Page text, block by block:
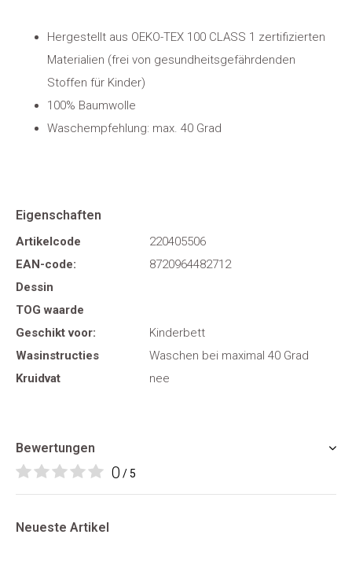
Hergestellt aus OEKO-TEX 100 CLASS 1 zertifizierten
Materialien (frei von gesundheitsgefährdenden
Stoffen für Kinder)
100% Baumwolle
Waschempfehlung: max. 40 Grad
Eigenschaften
Artikelcode
220405506
EAN-code:
8720964482712
Dessin
TOG waarde
Geschikt voor:
Kinderbett
Wasinstructies
Waschen bei maximal 40 Grad
Kruidvat
nee
Bewertungen
0 / 5
Neueste Artikel